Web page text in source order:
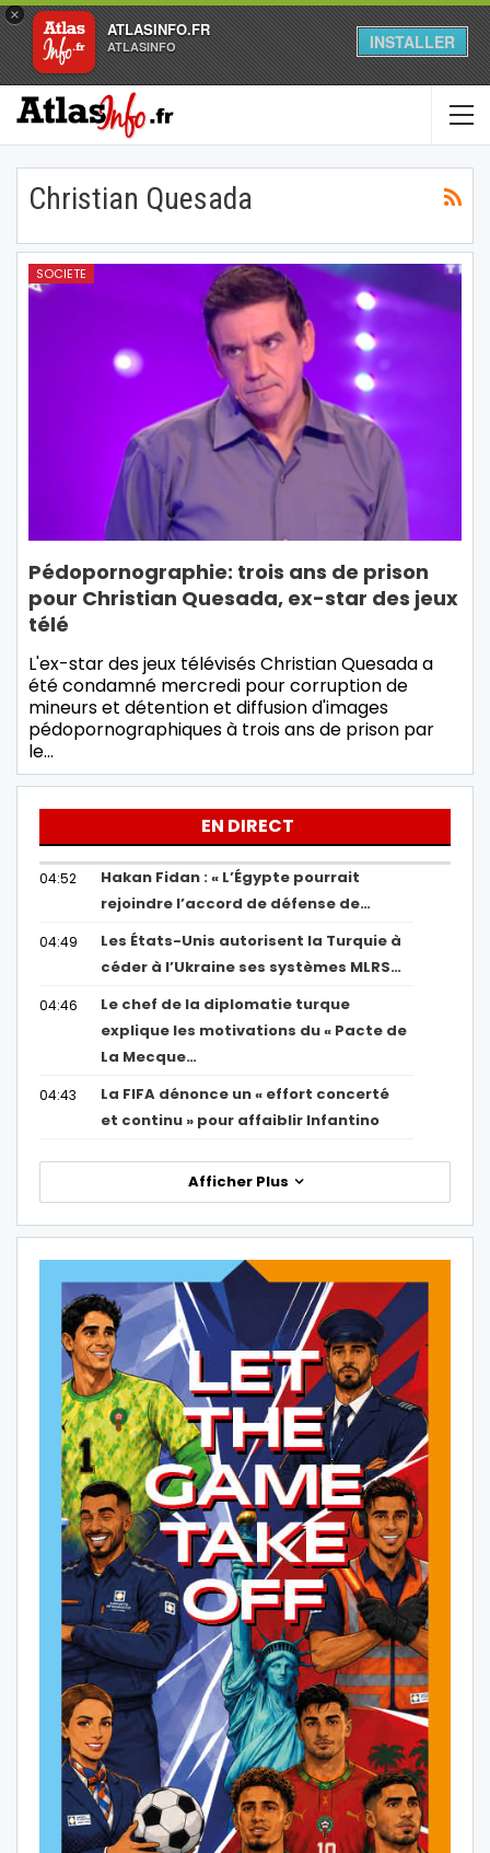
×
ATLASINFO.FR
ATLASINFO INSTALLER
Christian Quesada
SOCIETE
Pédopornographie: trois ans de prison
pour Christian Quesada, ex-star des jeux
télé
L'ex-star des jeux télévisés Christian Quesada a
été condamné mercredi pour corruption de
mineurs et détention et diffusion d'images
pédopornographiques à trois ans de prison par
le…
EN DIRECT
04:52
Hakan Fidan : « L’Égypte pourrait
rejoindre l’accord de défense de…
04:49
Les États-Unis autorisent la Turquie à
céder à l’Ukraine ses systèmes MLRS…
04:46
Le chef de la diplomatie turque
explique les motivations du « Pacte de
La Mecque…
04:43
La FIFA dénonce un « effort concerté
et continu » pour affaiblir Infantino
Afficher Plus